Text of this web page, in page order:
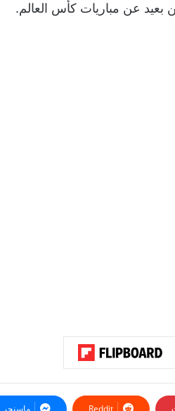
عن مباريات كأس العالم.
‏Reddit ماسنجر